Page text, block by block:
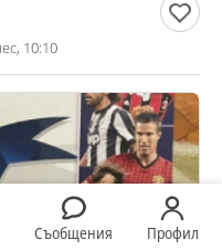
Съобщения Профил
10:10